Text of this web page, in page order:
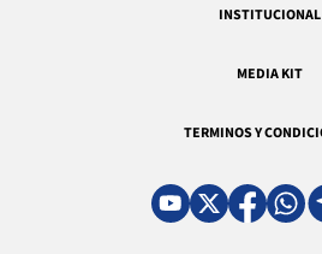
INSTITUCIONAL
MEDIA KIT
TERMINOS Y